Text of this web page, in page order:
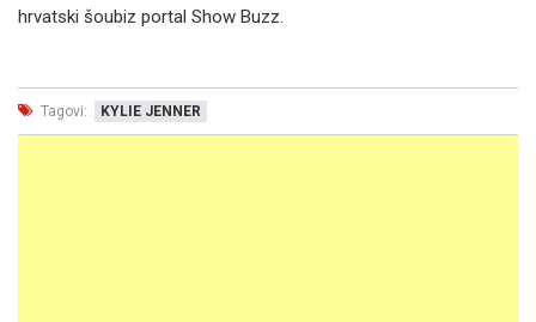
hrvatski šoubiz portal Show Buzz.
Tagovi: KYLIE JENNER